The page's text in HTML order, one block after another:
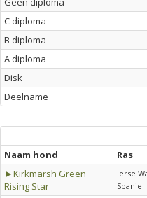
C diploma
B diploma
A diploma
Disk
Deelname
Naam hond Ras
►Kirkmarsh Green
Rising Star
Ierse
Spaniel